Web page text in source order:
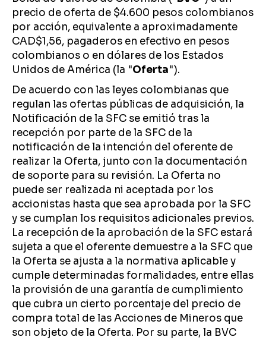
precio de oferta de $4.600 pesos colombianos
por acción, equivalente a aproximadamente
CAD$1,56, pagaderos en efectivo en pesos
colombianos o en dólares de los Estados
Unidos de América (la "Oferta").
De acuerdo con las leyes colombianas que
regulan las ofertas públicas de adquisición, la
Notificación de la SFC se emitió tras la
recepción por parte de la SFC de la
notificación de la intención del oferente de
realizar la Oferta, junto con la documentación
de soporte para su revisión. La Oferta no
puede ser realizada ni aceptada por los
accionistas hasta que sea aprobada por la SFC
y se cumplan los requisitos adicionales previos.
La recepción de la aprobación de la SFC estará
sujeta a que el oferente demuestre a la SFC que
la Oferta se ajusta a la normativa aplicable y
cumple determinadas formalidades, entre ellas
la provisión de una garantía de cumplimiento
que cubra un cierto porcentaje del precio de
compra total de las Acciones de Mineros que
son objeto de la Oferta. Por su parte, la BVC